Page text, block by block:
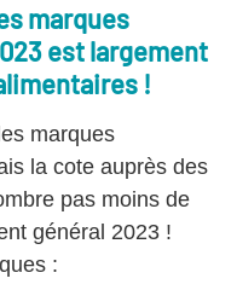
marques
est largement
!
marques
la cote auprès des
pas moins de
général 2023 !
: